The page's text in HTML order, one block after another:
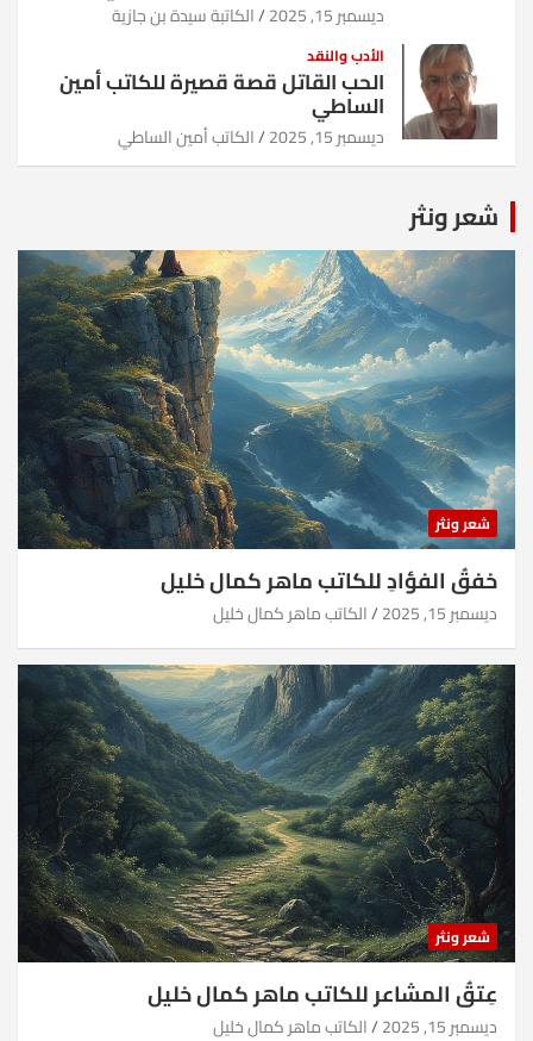
ديسمبر 15, 2025 الكاتبة سيدة بن جازية
الأدب والنقد
الحب القاتل قصة قصيرة للكاتب أمين
الساطي
ديسمبر 15, 2025 الكاتب أمين الساطي
شعر ونثر
شعر ونثر
خفقُ الفؤادِ للكاتب ماهر كمال خليل
ديسمبر 15, 2025 الكاتب ماهر كمال خليل
شعر ونثر
عِتقُ المشاعر للكاتب ماهر كمال خليل
ديسمبر 15, 2025 الكاتب ماهر كمال خليل